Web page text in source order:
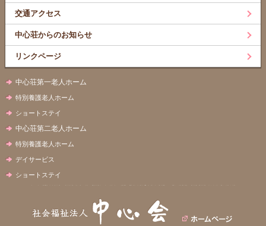
交通アクセス
中心荘からのお知らせ
リンクページ
中心荘第一老人ホーム
特別養護老人ホーム
ショートステイ
中心荘第二老人ホーム
特別養護老人ホーム
デイサービス
ショートステイ